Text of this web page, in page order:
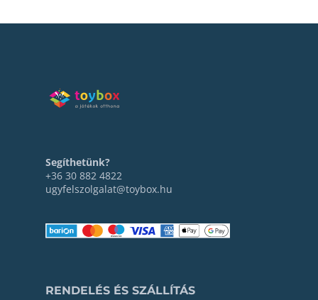
Segíthetünk?
+36 30 882 4822
ugyfelszolgalat@toybox.hu
RENDELÉS ÉS SZÁLLÍTÁS